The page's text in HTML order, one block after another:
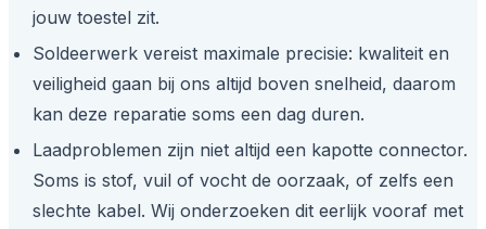
jouw toestel zit.
Soldeerwerk vereist maximale precisie: kwaliteit en
veiligheid gaan bij ons altijd boven snelheid, daarom
kan deze reparatie soms een dag duren.
Laadproblemen zijn niet altijd een kapotte connector.
Soms is stof, vuil of vocht de oorzaak, of zelfs een
slechte kabel. Wij onderzoeken dit eerlijk vooraf met